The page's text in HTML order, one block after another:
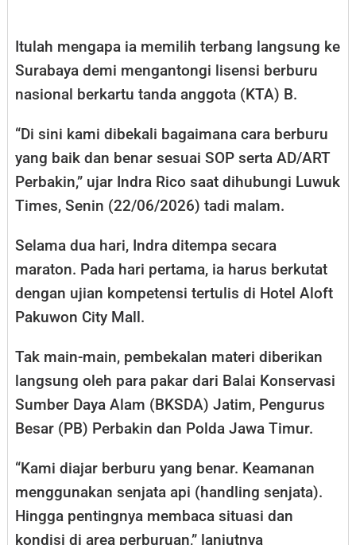
Itulah mengapa ia memilih terbang langsung ke
Surabaya demi mengantongi lisensi berburu
nasional berkartu tanda anggota (KTA) B.
“Di sini kami dibekali bagaimana cara berburu
yang baik dan benar sesuai SOP serta AD/ART
Perbakin,” ujar Indra Rico saat dihubungi Luwuk
Times, Senin (22/06/2026) tadi malam.
Selama dua hari, Indra ditempa secara
maraton. Pada hari pertama, ia harus berkutat
dengan ujian kompetensi tertulis di Hotel Aloft
Pakuwon City Mall.
Tak main-main, pembekalan materi diberikan
langsung oleh para pakar dari Balai Konservasi
Sumber Daya Alam (BKSDA) Jatim, Pengurus
Besar (PB) Perbakin dan Polda Jawa Timur.
“Kami diajar berburu yang benar. Keamanan
menggunakan senjata api (handling senjata).
Hingga pentingnya membaca situasi dan
kondisi di area perburuan,” lanjutnya